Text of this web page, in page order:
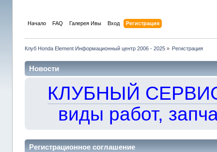
Начало FAQ Галерея Ивы Вход Регистрация
Клуб Honda Element Информационный центр 2006 - 2025» Регистрация
Новости
КЛУБНЫЙ
виды работ,
Регистрационное соглашение